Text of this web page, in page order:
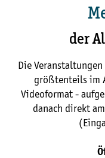
der
Die
größtenteils im
Videoformat -
danach direkt